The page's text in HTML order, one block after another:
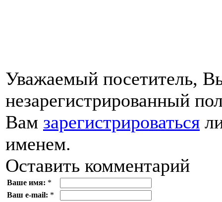
Уважаемый посетитель,
незарегистрированный
Вам зарегистрироваться
именем.
Оставить комментарий
Ваше имя: *
Ваш e-mail: *